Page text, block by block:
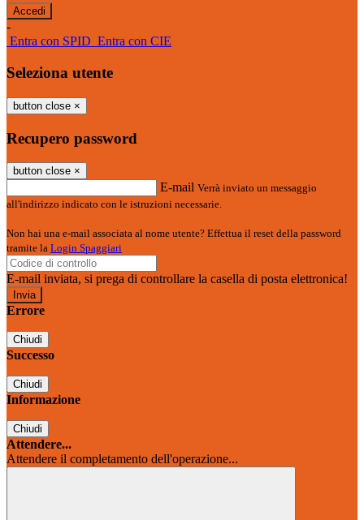
-
Entra con SPID Entra con CIE
Seleziona utente
button close ×
Recupero password
button close ×
E-mail Verrà inviato un messaggio
all'indirizzo indicato con le istruzioni necessarie.
Non hai una e-mail associata al nome utente? Effettua il reset della password
tramite la Login Spaggiari
E-mail inviata, si prega di controllare la casella di posta elettronica!
Errore
Chiudi
Successo
Chiudi
Informazione
Chiudi
Attendere...
Attendere il completamento dell'operazione...